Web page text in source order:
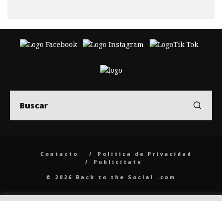
Contacto
Politica de Privacidad
Publicítate
© 2026 Back to the Social .com